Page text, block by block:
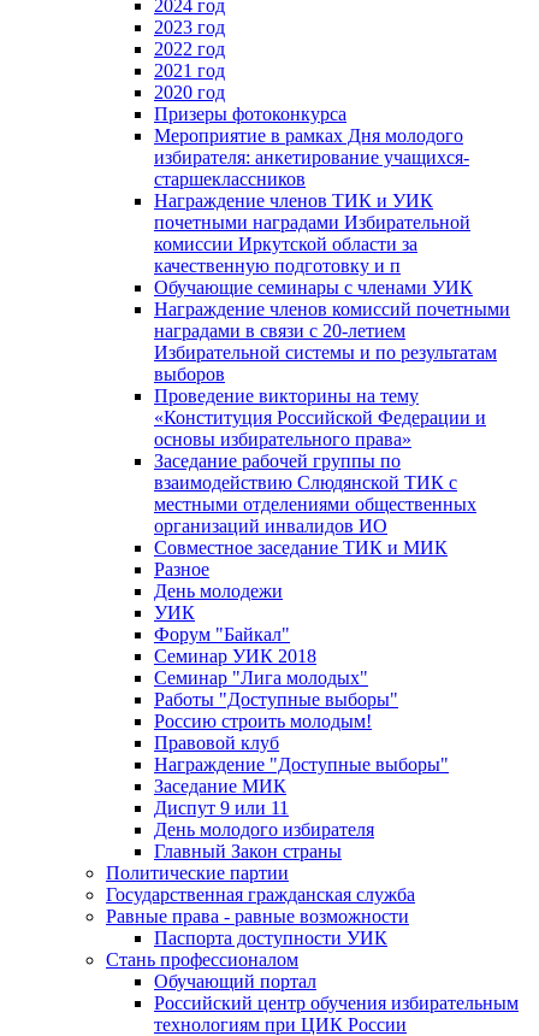
2024 год
2023 год
2022 год
2021 год
2020 год
Призеры фотоконкурса
Мероприятие в рамках Дня молодого
избирателя: анкетирование учащихся-
старшеклассников
Награждение членов ТИК и УИК
почетными наградами Избирательной
комиссии Иркутской области за
качественную подготовку и п
Обучающие семинары с членами УИК
Награждение членов комиссий почетными
наградами в связи с 20-летием
Избирательной системы и по результатам
выборов
Проведение викторины на тему
«Конституция Российской Федерации и
основы избирательного права»
Заседание рабочей группы по
взаимодействию Слюдянской ТИК с
местными отделениями общественных
организаций инвалидов ИО
Совместное заседание ТИК и МИК
Разное
День молодежи
УИК
Форум "Байкал"
Семинар УИК 2018
Семинар "Лига молодых"
Работы "Доступные выборы"
Россию строить молодым!
Правовой клуб
Награждение "Доступные выборы"
Заседание МИК
Диспут 9 или 11
День молодого избирателя
Главный Закон страны
Политические партии
Государственная гражданская служба
Равные права - равные возможности
Паспорта доступности УИК
Стань профессионалом
Обучающий портал
Российский центр обучения избирательным
технологиям при ЦИК России